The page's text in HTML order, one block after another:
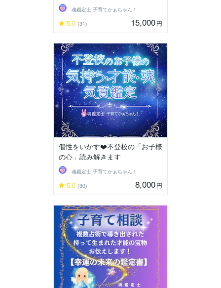
魂鑑定士 子育てかぁちゃん！
5.0 (31) 15,000円
個性をいかす❤️不登校の「お子様
の心」読み解きます
魂鑑定士 子育てかぁちゃん！
5.0 (30) 8,000円